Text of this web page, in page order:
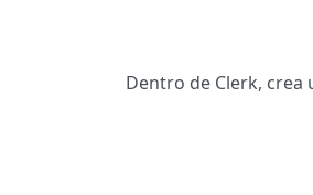
Dentro de Clerk, crea